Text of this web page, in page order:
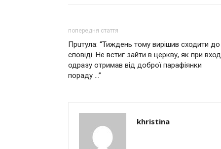
попередня стаття
Прuтула: “Тиждень тому вирішив сходити до
сповіді. Не встиг зайти в церкву, як при
одразу отримав від доброї парафіянки
пораду …”
khristina